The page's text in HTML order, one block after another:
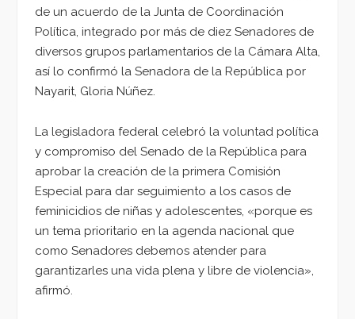
de un acuerdo de la Junta de Coordinación
Política, integrado por más de diez Senadores de
diversos grupos parlamentarios de la Cámara Alta,
así lo confirmó la Senadora de la República por
Nayarit, Gloria Núñez.
La legisladora federal celebró la voluntad política
y compromiso del Senado de la República para
aprobar la creación de la primera Comisión
Especial para dar seguimiento a los casos de
feminicidios de niñas y adolescentes, «porque es
un tema prioritario en la agenda nacional que
como Senadores debemos atender para
garantizarles una vida plena y libre de violencia»,
afirmó.